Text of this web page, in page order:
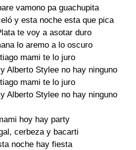
vamono pa guachupita
y esta noche esta que pica
te voy a asotar duro
lo aremo a lo oscuro
mami te lo juro
Alberto Stylee no hay ninguno
mami te lo juro
Alberto Stylee no hay ninguno
hoy hay party
cerbeza y bacarti
noche hay fiesta